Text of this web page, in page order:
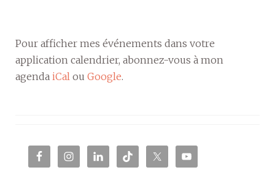
Pour afficher mes événements dans votre
application calendrier, abonnez-vous à mon
agenda iCal ou Google.